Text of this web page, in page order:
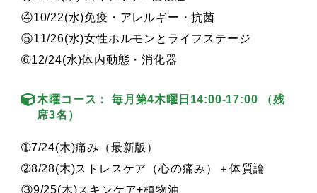
④10/22(水)免疫・アレルギー・抗菌
⑤11/26(水)女性ホルモンとライフステージ
➅12/24(水)体内動態・消化器
木曜コース： 毎月第4木曜日14:00-17:00
（残
席3名）
➀7/24(木)痛み（最新版）
➁8/28(木)ストレスケア（心の痛み）＋体質論
③9/25(木)スキンケア+植物油